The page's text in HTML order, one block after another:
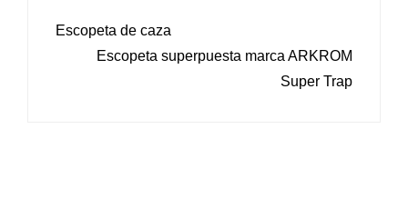
NAVEGACIÓN
ENTRADAS
Escopeta de caza
Escopeta superpuesta marca ARKROM
Super Trap